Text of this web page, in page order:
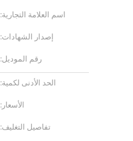
اسم العلامة التجارية:
إصدار الشهادات:
رقم الموديل:
الحد الأدنى لكمية:
الأسعار:
تفاصيل التغليف: